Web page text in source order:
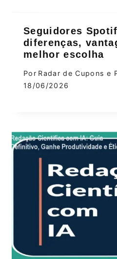
Seguidores
diferenças,
melhor escolha
Por Radar de Cupons e
18/06/2026